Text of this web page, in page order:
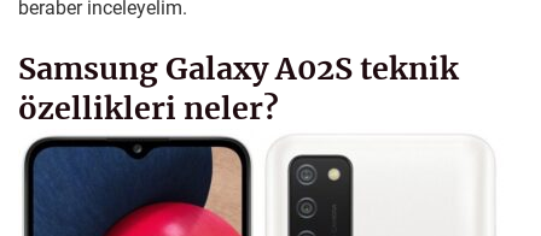
beraber inceleyelim.
Samsung Galaxy A02S teknik
özellikleri neler?